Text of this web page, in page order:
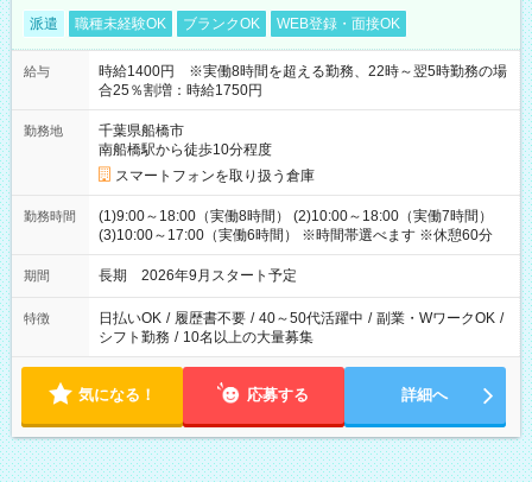
派遣 職種未経験OK ブランクOK WEB登録・面接OK
給与
時給1400円 ※実働8時間を超える勤務、22時～翌5時勤務の場
合25％割増：時給1750円
勤務地
千葉県船橋市
南船橋駅から徒歩10分程度
スマートフォンを取り扱う倉庫
勤務時間
(1)9:00～18:00（実働8時間） (2)10:00～18:00（実働7時間）
(3)10:00～17:00（実働6時間） ※時間帯選べます ※休憩60分
期間 長期 2026年9月スタート予定
特徴 日払いOK / 履歴書不要 / 40～50代活躍中 / 副業・WワークOK /
シフト勤務 / 10名以上の大量募集
気になる！ 応募する 詳細へ